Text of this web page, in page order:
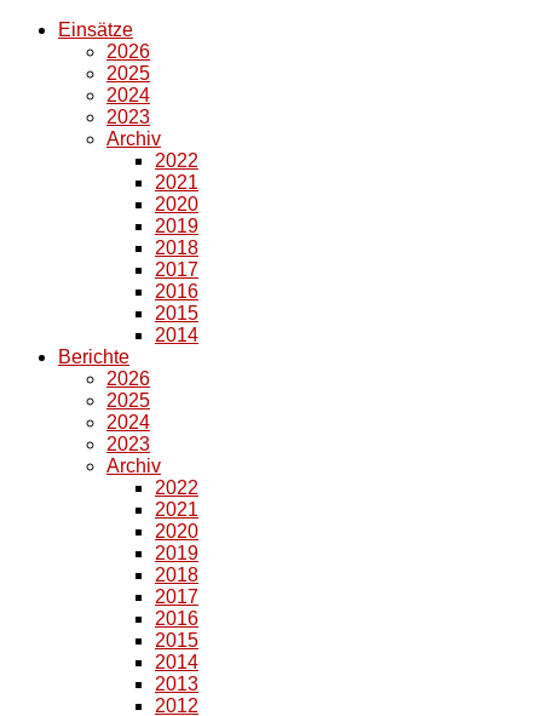
Einsätze
2026
2025
2024
2023
Archiv
2022
2021
2020
2019
2018
2017
2016
2015
2014
Berichte
2026
2025
2024
2023
Archiv
2022
2021
2020
2019
2018
2017
2016
2015
2014
2013
2012